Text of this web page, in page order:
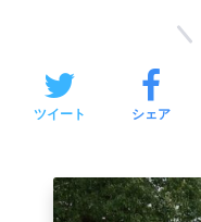
ツイート シェア